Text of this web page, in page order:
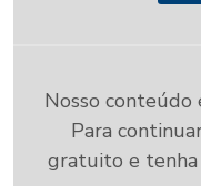
Nosso conteúdo
Para
gratuito e tenha